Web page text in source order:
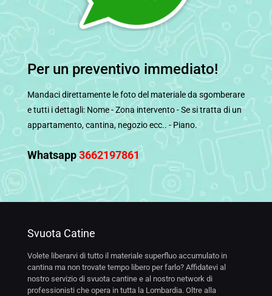
Per un preventivo immediato!
Mandaci direttamente le foto del materiale da sgomberare
e tutti i dettagli: Nome - Zona intervento - Se si tratta di un
appartamento, cantina, negozio ecc.. - Piano.
Whatsapp3662197861
Svuota Catine
Volete liberarvi di tutto il materiale superfluo accumulato in
cantina ma non trovate tempo libero per farlo? Affidatevi al
nostro servizio di svuota cantine e al nostro network di
professionisti che opera in tutta la Lombardia. Oltre alla